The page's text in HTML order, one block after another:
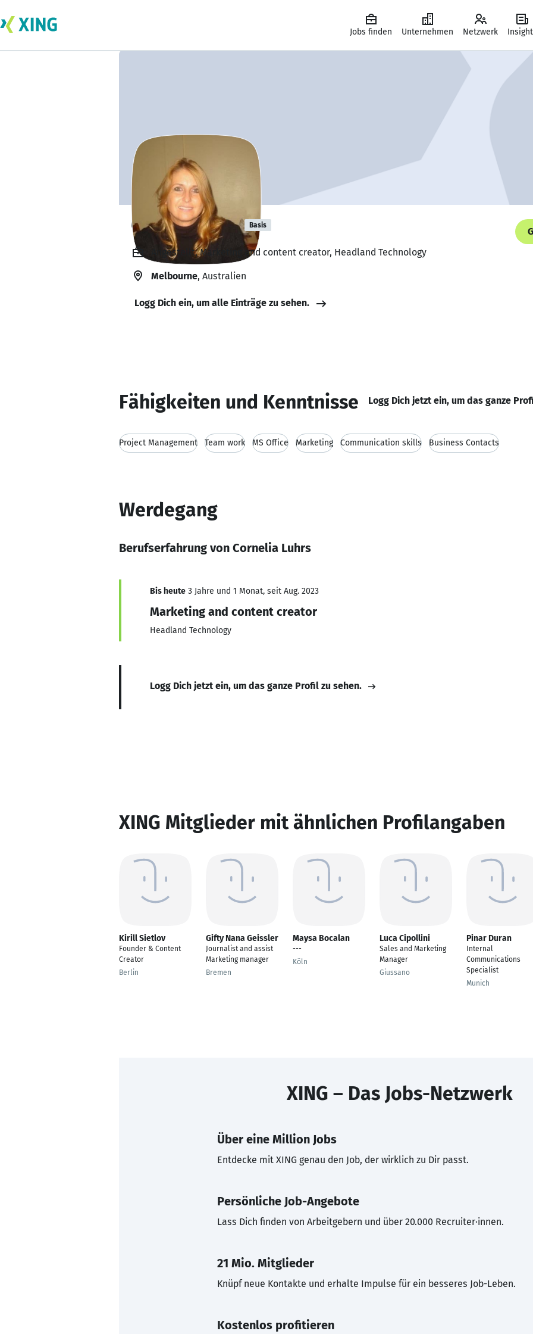
Jobs finden Unternehmen Netzwerk
Cornelia Luhrs Basis
Angestellt, Marketing and content creator, Headland Technology
Melbourne, Australien
Logg Dich ein, um alle Einträge zu sehen.
Fähigkeiten und Kenntnisse Logg Dich jetzt ein, um das ganze
Project Management Team work MS Office Marketing Communication skills Business Contacts
Werdegang
Berufserfahrung von Cornelia Luhrs
Bis heute 3 Jahre und 1 Monat, seit Aug. 2023
Marketing and content creator
Headland Technology
Logg Dich jetzt ein, um das ganze Profil zu sehen.
XING Mitglieder mit ähnlichen Profilangaben
Kirill Sietlov
Founder & Content
Creator
Berlin
Gifty Nana Geissler
Journalist and assist
Marketing manager
Bremen
Maysa Bocalan
---
Köln
Luca Cipollini
Sales and Marketing
Manager
Giussano
Pinar Duran
Internal
Communications
Specialist
Munich
XING – Das Jobs-Netzwerk
Über eine Million Jobs
Entdecke mit XING genau den Job, der wirklich zu Dir passt.
Persönliche Job-Angebote
Lass Dich finden von Arbeitgebern und über 20.000 Recruiter·innen.
21 Mio. Mitglieder
Knüpf neue Kontakte und erhalte Impulse für ein besseres Job-Leben.
Kostenlos profitieren